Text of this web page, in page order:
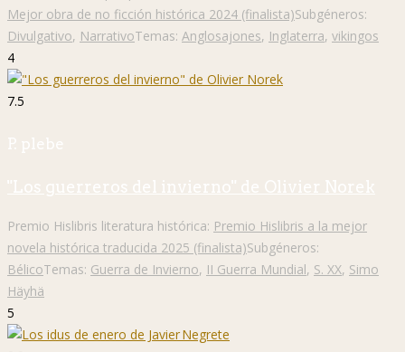
Mejor obra de no ficción histórica 2024 (finalista)Subgéneros:
Divulgativo, NarrativoTemas: Anglosajones, Inglaterra, vikingos
4
7.5
P. plebe
"Los guerreros del invierno" de Olivier Norek
Premio Hislibris literatura histórica: Premio Hislibris a la mejor
novela histórica traducida 2025 (finalista)Subgéneros:
BélicoTemas: Guerra de Invierno, II Guerra Mundial, S. XX, Simo
Häyhä
5